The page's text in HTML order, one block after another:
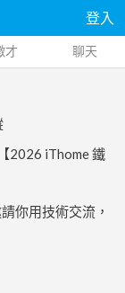
登入
才 聊天
2026 iThome 鐵
你用技術交流，